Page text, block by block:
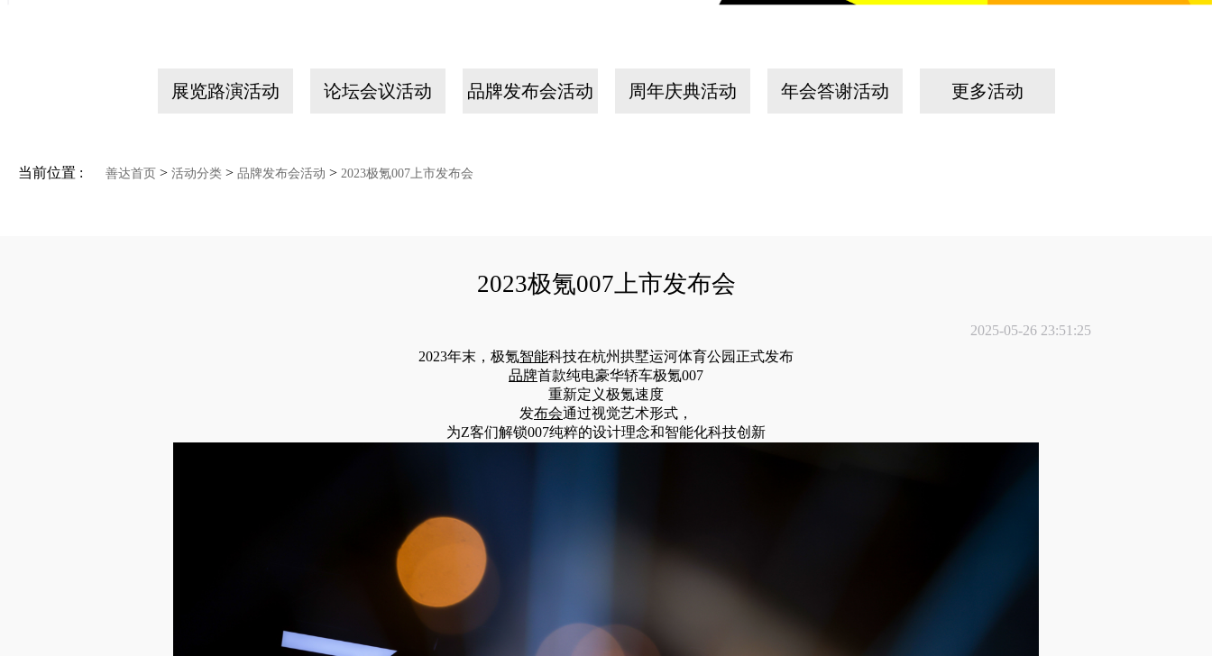
展览路演活动 论坛会议活动 品牌发布会活动 周年庆典活动 年会答谢活动 更多活动
当前位置 : 善达首页 > 活动分类 > 品牌发布会活动 > 2023极氪007上市发布会
2023极氪007上市发布会
2025-05-26 23:51:25
2023年末，极氪智能科技在杭州拱墅运河体育公园正式发布
品牌首款纯电豪华轿车极氪007
重新定义极氪速度
发布会通过视觉艺术形式，
为Z客们解锁007纯粹的设计理念和智能化科技创新